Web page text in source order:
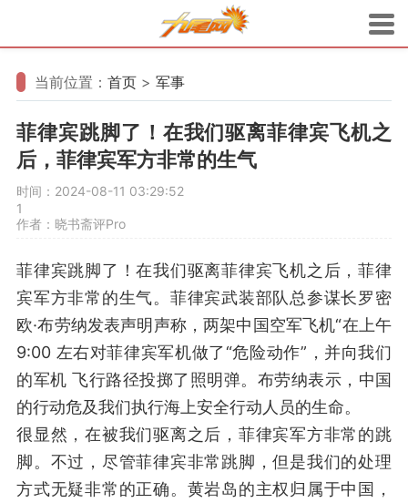
当前位置： 首页 > 军事
菲律宾跳脚了！在我们驱离菲律宾飞机之
后，菲律宾军方非常的生气
时间：2024-08-11 03:29:52
1
作者：晓书斋评Pro
菲律宾跳脚了！在我们驱离菲律宾飞机之后，菲律
宾军方非常的生气。菲律宾武装部队总参谋长罗密
欧·布劳纳发表声明声称，两架中国空军飞机“在上午
9:00 左右对菲律宾军机做了“危险动作”，并向我们
的军机 飞行路径投掷了照明弹。布劳纳表示，中国
的行动危及我们执行海上安全行动人员的生命。
很显然，在被我们驱离之后，菲律宾军方非常的跳
脚。不过，尽管菲律宾非常跳脚，但是我们的处理
方式无疑非常的正确。黄岩岛的主权归属于中国，